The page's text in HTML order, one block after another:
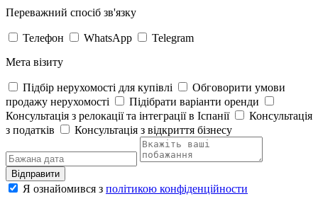
Переважний спосіб зв'язку
Телефон WhatsApp
Telegram
Мета візиту
Підбір нерухомості для купівлі
Обговорити умови
продажу нерухомості
Підібрати варіанти оренди
Консультація з релокації та інтеграції в Іспанії
Консультація
з податків
Консультація з відкриття бізнесу
Відправити
Я ознайомився з політикою конфіденційности